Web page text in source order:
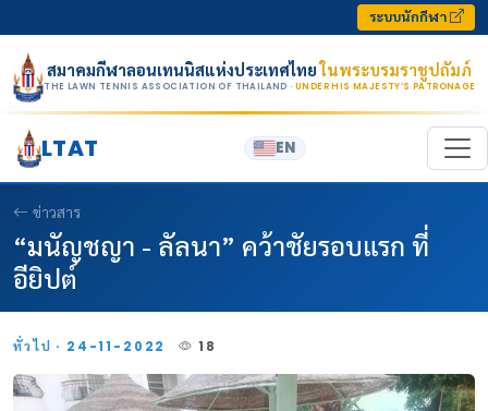
ระบบนักกีฬา
สมาคมกีฬาลอนเทนนิสแห่งประเทศไทยในพระบรมราชูปถัมภ์
THE LAWN TENNIS ASSOCIATION OF THAILAND · UNDER HIS MAJESTY’S PATRONAGE
LTAT EN
ข่าวสาร
“มนัญชญา - ลัลนา” คว้าชัยรอบแรก ที่
อียิปต์
ทั่วไป · 24-11-2022 18